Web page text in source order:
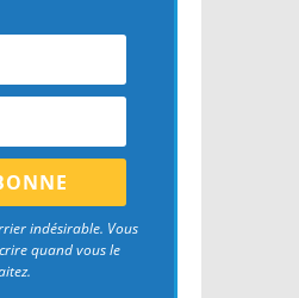
indésirable. Vous
quand vous le